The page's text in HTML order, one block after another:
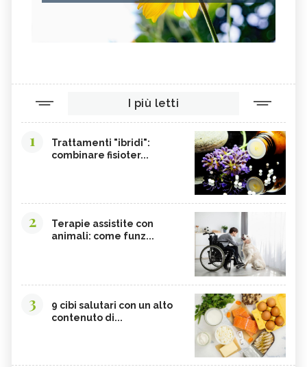
I più letti
1
Trattamenti "ibridi":
combinare fisioter...
2
Terapie assistite con
animali: come funz...
3
9 cibi salutari con un alto
contenuto di...